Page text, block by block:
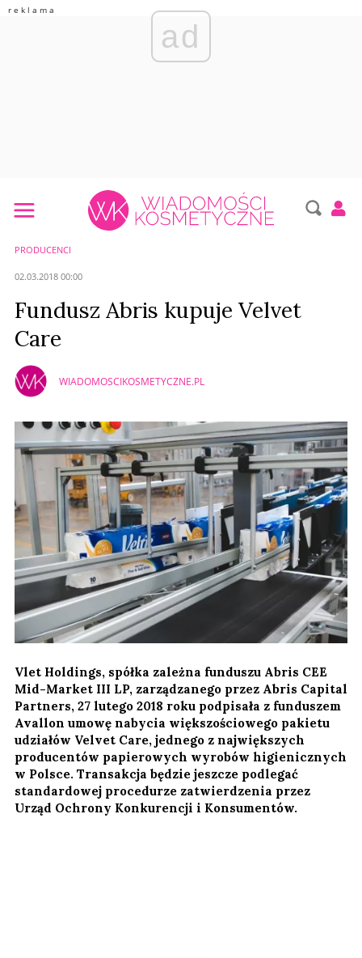
ad
PRODUCENCI
02.03.2018 00:00
Fundusz Abris kupuje Velvet
Care
WIADOMOSCIKOSMETYCZNE.PL
Vlet Holdings, spółka zależna funduszu Abris CEE
Mid-Market III LP, zarządzanego przez Abris Capital
Partners, 27 lutego 2018 roku podpisała z funduszem
Avallon umowę nabycia większościowego pakietu
udziałów Velvet Care, jednego z największych
producentów papierowych wyrobów higienicznych
w Polsce. Transakcja będzie jeszcze podlegać
standardowej procedurze zatwierdzenia przez
Urząd Ochrony Konkurencji i Konsumentów.